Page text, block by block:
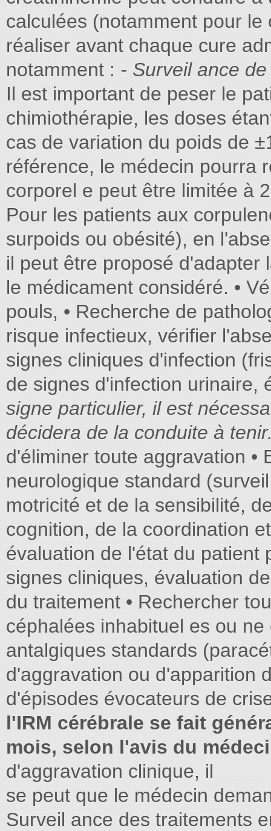
calculées (notamment pour
réaliser avant chaque cure
notamment : - Surveil ance
Il est important de peser le
chimiothérapie, les doses
cas de variation du poids de
référence, le médecin pourra
corporel e peut être limitée à
Pour les patients aux
surpoids ou obésité), en
il peut être proposé d'adapter
le médicament considéré. •
pouls, • Recherche de
risque infectieux, vérifier
signes cliniques d'infection
de signes d'infection urinaire,
signe particulier, il est
décidera de la conduite à
d'éliminer toute aggravation •
neurologique standard
motricité et de la sensibilité,
cognition, de la coordination
évaluation de l'état du patient
signes cliniques, évaluation
du traitement • Rechercher
céphalées inhabituel es ou
antalgiques standards
d'aggravation ou d'apparition
d'épisodes évocateurs de
l'IRM cérébrale se fait
mois, selon l'avis du
d'aggravation clinique, il
se peut que le médecin
Surveil ance des traitements